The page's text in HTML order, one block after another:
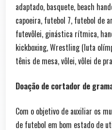
adaptado, basquete, beach
capoeira, futebol 7, futebol de
futevôlei, ginástica rítmica,
kickboxing, Wrestling (luta
tênis de mesa, vôlei, vôlei de
Doação de cortador de
Com o objetivo de auxiliar os
de futebol em bom estado de